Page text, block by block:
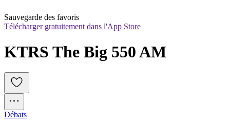
Sauvegarde des favoris
Télécharger gratuitement dans l'App Store
KTRS The Big 550 AM
Débats